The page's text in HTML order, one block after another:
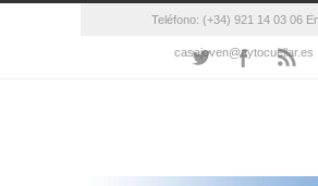
Teléfono: (+34) 921 14 03 06
casajoven@aytocuellar.es